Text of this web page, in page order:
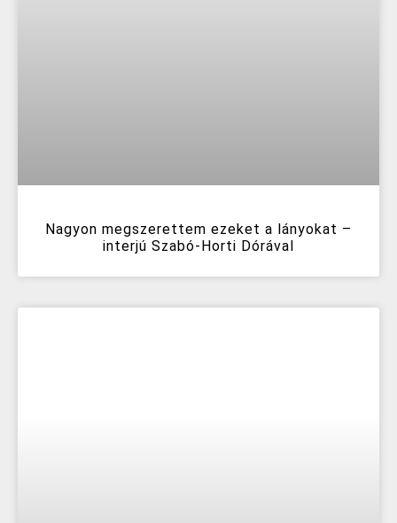
Nagyon megszerettem ezeket a lányokat –
interjú Szabó-Horti Dórával